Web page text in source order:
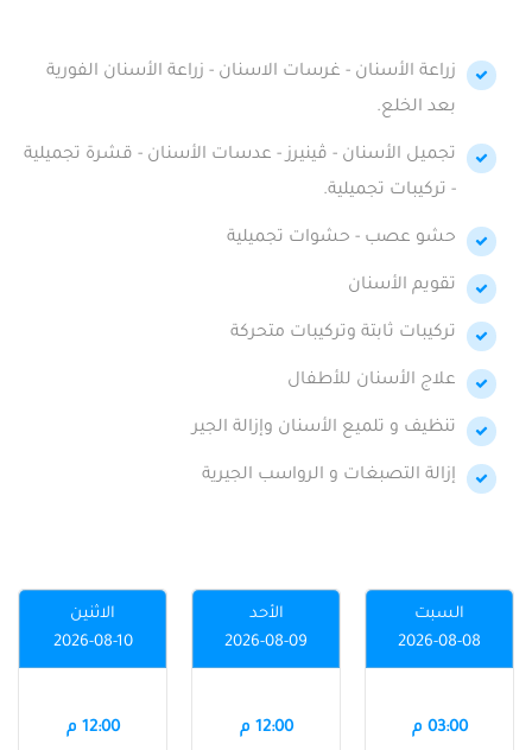
زراعة الأسنان - غرسات الاسنان - زراعة الأسنان الفورية
بعد الخلع.
تجميل الأسنان - ڤينيرز - عدسات الأسنان - قشرة تجميلية
- تركيبات تجميلية.
حشو عصب - حشوات تجميلية
تقويم الأسنان
تركيبات ثابتة وتركيبات متحركة
علاج الأسنان للأطفال
تنظيف و تلميع الأسنان وإزالة الجير
إزالة التصبغات و الرواسب الجيرية
السبت
2026-08-08
03:00 م
الأحد
2026-08-09
12:00 م
الاثنين
2026-08-10
12:00 م